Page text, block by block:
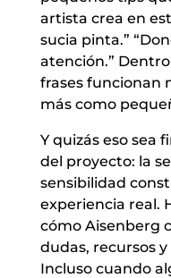
artista crea en
sucia pinta.”
atención.”
frases funcionan
más como
Y quizás eso sea
del proyecto: la
sensibilidad
experiencia real.
cómo Aisenberg
dudas, recursos
Incluso cuando